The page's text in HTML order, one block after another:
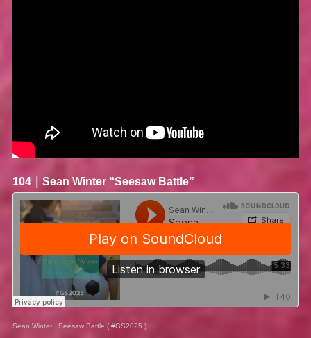
104｜ Sean Winter“Seesaw Battle”
Sean Winter· Seesaw Battle ( #GS2025 )